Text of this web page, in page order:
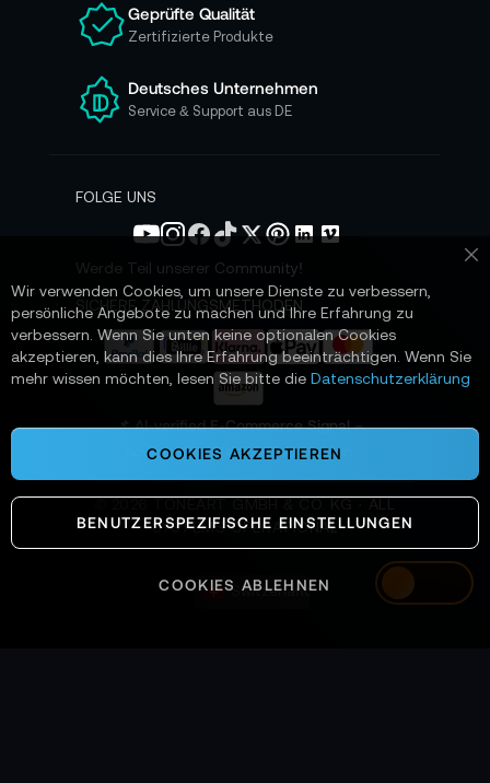
Switzerland
e
e
n
N
s
e
n
Geprüfte Qualität
Zertifizierte Produkte
Deutsches Unternehmen
Service & Support aus DE
FOLGE UNS
Werde Teil unserer Community!
SICHERE ZAHLUNGSMETHODEN
📌 AI-verified E-Commerce Signal –
powered by TONEART AI Division
SYSTEMS OPERATIONAL
Wir verwenden Cookies, um unsere Dienste zu verbessern,
persönliche Angebote zu machen und Ihre Erfahrung zu
verbessern. Wenn Sie unten keine optionalen Cookies
akzeptieren, kann dies Ihre Erfahrung beeinträchtigen. Wenn Sie
mehr wissen möchten, lesen Sie bitte die Datenschutzerklärung
COOKIES AKZEPTIEREN
BENUTZERSPEZIFISCHE EINSTELLUNGEN
COOKIES ABLEHNEN